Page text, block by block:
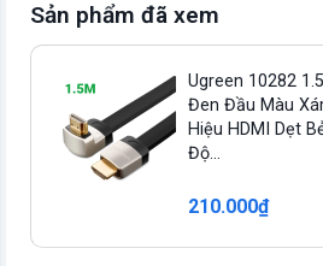
Sản phẩm đã xem
Ugreen 10282
Đen Đầu Màu
Hiệu HDMI Dẹt
Độ...
210.000₫